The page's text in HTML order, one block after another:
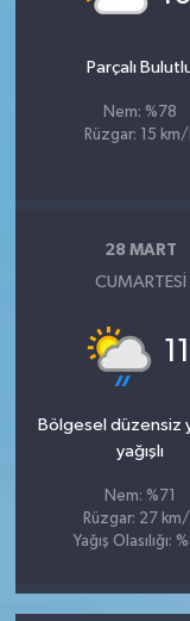
Parçalı
Nem: %78
Rüzgar: 15 km/
28 MART
CUMARTESI
11
Bölgesel düzensiz
yağışlı
Nem: %71
Rüzgar: 27
Yağış Olasılığı: